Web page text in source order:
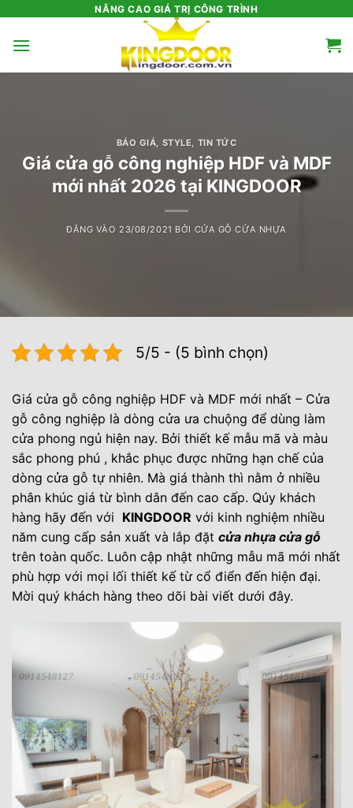
nội
NÂNG CAO GIÁ TRỊ CÔNG TRÌNH
BÁO GIÁ STYLE TIN TỨC
Giá cửa gỗ công nghiệp HDF và MDF
mới nhất 2026 tại KINGDOOR
ĐĂNG VÀO 23/08/2021 BỞI CỬA GỖ CỬA NHỰA
5/5 - (5 bình chọn)
Giá cửa gỗ công nghiệp HDF và MDF mới nhất – Cửa
gỗ công nghiệp là dòng cửa ưa chuộng để dùng làm
cửa phong ngủ hiện nay. Bởi thiết kế mẫu mã và màu
sắc phong phú , khắc phục được những hạn chế của
dòng cửa gỗ tự nhiên. Mà giá thành thì nằm ở nhiều
phân khúc giá từ bình dân đến cao cấp. Qúy khách
hàng hãy đến với KINGDOOR với kinh nghiệm nhiều
năm cung cấp sản xuất và lắp đặt cửa nhựa cửa gỗ
trên toàn quốc. Luôn cập nhật những mẫu mã mới nhất
phù hợp với mọi lối thiết kế từ cổ điển đến hiện đại.
Mời quý khách hàng theo dõi bài viết dưới đây.